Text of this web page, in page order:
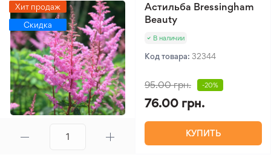
Хит продаж
Скидка
Астильба Bressingham
Beauty
В наличии
Код товара: 32344
95.00 грн. -20%
76.00 грн.
КУПИТЬ